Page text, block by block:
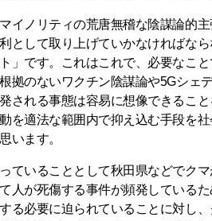
イノリティの荒唐無稽な陰謀論的
として取り上げていかなければな
」です。これはこれで、必要なこ
拠のないワクチン陰謀論や5Gシェ
される事態は容易に想像できるこ
を適法な範囲内で抑え込む手段を
います。
ていることとして秋田県などでク
人が死傷する事件が頻発している
る必要に迫られていることに対し